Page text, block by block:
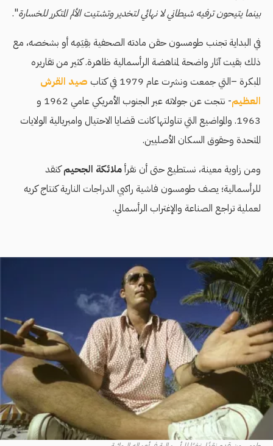
بينما يتيحون ترفيه شيطاني لا نهائي لتخدير وتشتيت الألم المتكرر للخسارة".
في البداية تجنب طومسون حقن مادته الصحفية بقِيَمِه أو بشخصه، مع
ذلك بقيت آثار واضحة لمناهضة الرأسمالية ظاهرة. كثير من تقاريره
المبكرة –التي جمعت ونشرت عام 1979 في كتاب
صيد القرش
العظيم
- نتجت عن جولاته عبر الجنوب الأمريكي عامي 1962 و
1963. والمواضيع التي تناولتها كانت قضايا الاحتيال وامبريالية الولايات
المتحدة وحقوق السكان الأصليين.
ومن زاوية معينة، نستطيع حتى أن نقرأملائكة الجحيمكنقد
للرأسمالية؛ يصف طومسون فاشية راكبي الدراجات النارية كنتاج كريه
لعملية تراجع الصناعة والإغتراب الرأسمالي.